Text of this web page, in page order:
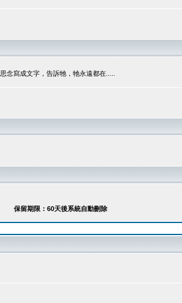
念寫成文字，告訴牠，牠永遠都在.....
期限：60天後系統自動刪除